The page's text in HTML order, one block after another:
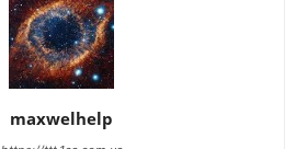
maxwelhelp